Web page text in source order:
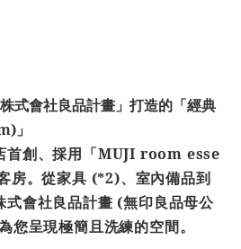
式會社良品計畫」打造的「經典
」
首創、採用「MUJI room esse
。從家具 (*2)、室內備品到
式會社良品計畫 (無印良品母公
您呈現極簡且洗練的空間。